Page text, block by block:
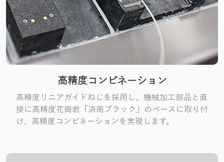
高精度コンビネーション
高精度リニアガイドねじを採用し、機械加工部品と直
接に高精度花崗岩「済南ブラック」のベースに取り付
け、高精度コンビネーションを実現します。